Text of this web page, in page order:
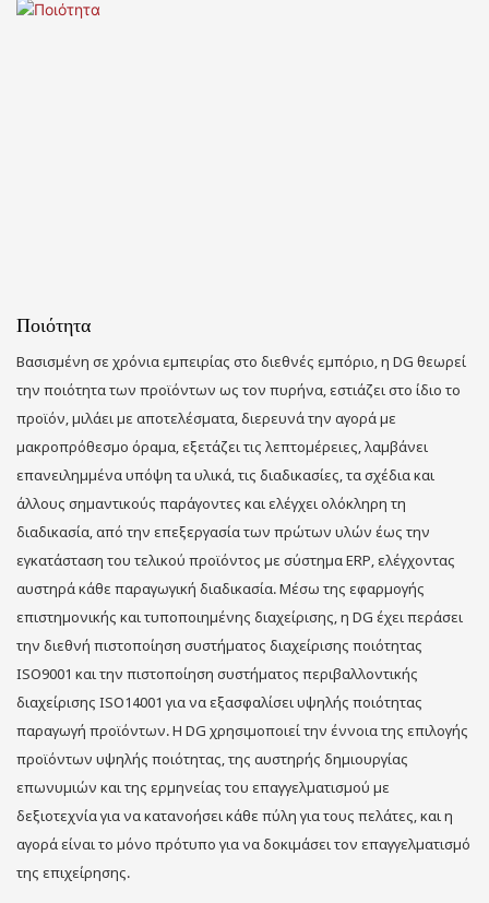
Ποιότητα
Βασισμένη σε χρόνια εμπειρίας στο διεθνές εμπόριο, η DG θεωρεί
την ποιότητα των προϊόντων ως τον πυρήνα, εστιάζει στο ίδιο το
προϊόν, μιλάει με αποτελέσματα, διερευνά την αγορά με
μακροπρόθεσμο όραμα, εξετάζει τις λεπτομέρειες, λαμβάνει
επανειλημμένα υπόψη τα υλικά, τις διαδικασίες, τα σχέδια και
άλλους σημαντικούς παράγοντες και ελέγχει ολόκληρη τη
διαδικασία, από την επεξεργασία των πρώτων υλών έως την
εγκατάσταση του τελικού προϊόντος με σύστημα ERP, ελέγχοντας
αυστηρά κάθε παραγωγική διαδικασία. Μέσω της εφαρμογής
επιστημονικής και τυποποιημένης διαχείρισης, η DG έχει περάσει
την διεθνή πιστοποίηση συστήματος διαχείρισης ποιότητας
ISO9001 και την πιστοποίηση συστήματος περιβαλλοντικής
διαχείρισης ISO14001 για να εξασφαλίσει υψηλής ποιότητας
παραγωγή προϊόντων. Η DG χρησιμοποιεί την έννοια της επιλογής
προϊόντων υψηλής ποιότητας, της αυστηρής δημιουργίας
επωνυμιών και της ερμηνείας του επαγγελματισμού με
δεξιοτεχνία για να κατανοήσει κάθε πύλη για τους πελάτες, και η
αγορά είναι το μόνο πρότυπο για να δοκιμάσει τον επαγγελματισμό
της επιχείρησης.